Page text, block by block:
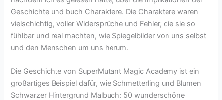
Geschichte und buch Charaktere. Die Charaktere waren
vielschichtig, voller Widersprüche und Fehler, die sie so
fühlbar und real machten, wie Spiegelbilder von uns selbst
und den Menschen um uns herum.
Die Geschichte von SuperMutant Magic Academy ist ein
großartiges Beispiel dafür, wie Schmetterling und Blumen
Schwarzer Hintergrund Malbuch: 50 wunderschöne